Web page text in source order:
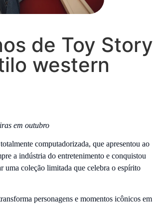
de Toy Story
western
em outubro
computadorizada, que apresentou ao
a indústria do entretenimento e conquistou
uma coleção limitada que celebra o espírito
personagens e momentos icônicos em